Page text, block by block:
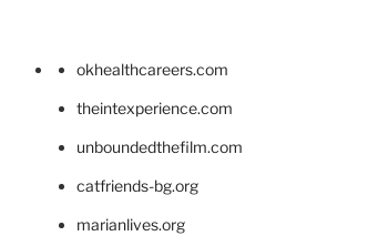
okhealthcareers.com
theintexperience.com
unboundedthefilm.com
catfriends-bg.org
marianlives.org